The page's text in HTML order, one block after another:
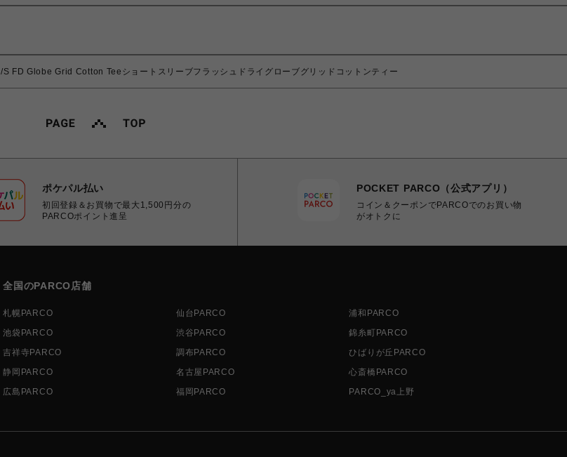
FD Globe Grid Cotton Teeショートスリーブフラッシュドライグローブグリッドコットンティー
ポケパル払い
初回登録＆お買物で最大1,500円分の
PARCOポイント進呈
POCKET PARCO（公式アプリ）
コイン＆クーポンでPARCOでのお買い物
がオトクに
全国のPARCO店舗
札幌PARCO 仙台PARCO
浦和PARCO
池袋PARCO
渋谷PARCO
錦糸町PARCO
吉祥寺PARCO
調布PARCO
ひばりが丘PARCO
静岡PARCO
名古屋PARCO
心斎橋PARCO
広島PARCO
福岡PARCO PARCO_ya上野